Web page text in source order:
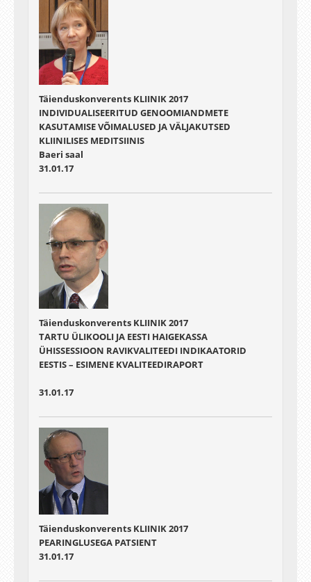
Täienduskonverents KLIINIK 2017
INDIVIDUALISEERITUD GENOOMIANDMETE
KASUTAMISE VÕIMALUSED JA VÄLJAKUTSED
KLIINILISES MEDITSIINIS
Baeri saal
31.01.17
Täienduskonverents KLIINIK 2017
TARTU ÜLIKOOLI JA EESTI HAIGEKASSA
ÜHISSESSIOON RAVIKVALITEEDI INDIKAATORID
EESTIS – ESIMENE KVALITEEDIRAPORT
31.01.17
Täienduskonverents KLIINIK 2017
PEARINGLUSEGA PATSIENT
31.01.17